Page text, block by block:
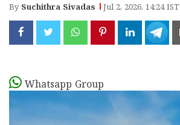
By Suchithra Sivadas Jul 2, 2026, 14:24 IST
Whatsapp Group